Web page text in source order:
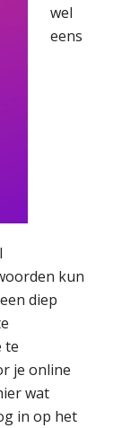
wel
eens
kun
diep
te
je online
wat
in op het